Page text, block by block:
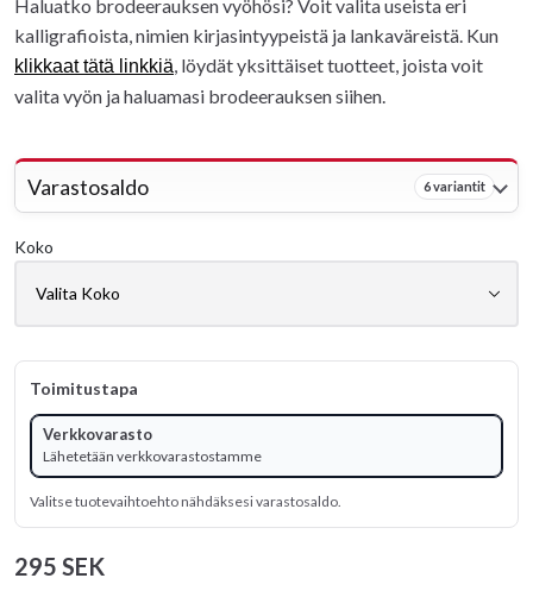
Haluatko brodeerauksen vyöhösi? Voit valita useista eri
kalligrafioista, nimien kirjasintyypeistä ja lankaväreistä. Kun
klikkaat tätä linkkiä, löydät yksittäiset tuotteet, joista voit
valita vyön ja haluamasi brodeerauksen siihen.
Varastosaldo 6 variantit
Koko
Toimitustapa
Verkkovarasto
Lähetetään verkkovarastostamme
Valitse tuotevaihtoehto nähdäksesi varastosaldo.
295 SEK